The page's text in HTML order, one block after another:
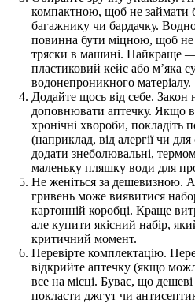
компактною, щоб не займати
багажнику чи бардачку.
повинна бути міцною, щоб не
тряски в машині. Найкраще
пластиковий кейс або м’яка
водонепроникного матеріалу.
Додайте щось від себе. Закон
доповнювати аптечку. Якщо
хронічні хвороби, покладіть
(наприклад, від алергії чи
додати знеболювальні,
маленьку пляшку води для
Не женіться за дешевизною.
гривень може виявитися
картонній коробці. Краще
але купити якісний набір,
критичний момент.
Перевірте комплектацію.
відкрийте аптечку (якщо
все на місці. Буває, що
покласти джгут чи